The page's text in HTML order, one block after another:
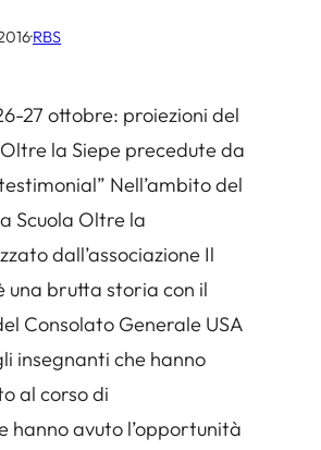
·RBS
27 ottobre: proiezioni del
la Siepe precedute da
Nell’ambito del
Scuola Oltre la
dall’associazione Il
una brutta storia con il
Consolato Generale USA
insegnanti che hanno
al corso di
hanno avuto l’opportunità